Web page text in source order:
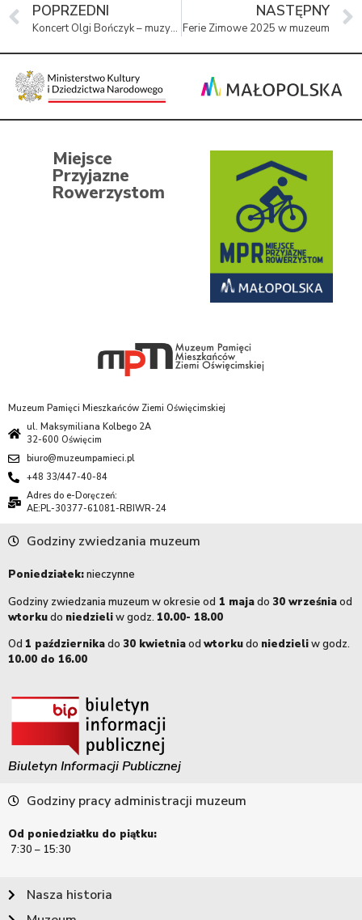
POPRZEDNI
Koncert Olgi Bończyk – muzyczne zwieńczenie roku w Muzeum Pamięci Mieszkańców Ziemi Oświęcimskiej
NASTĘPNY
Ferie Zimowe 2025 w muzeum
Miejsce
Przyjazne
Rowerzystom
Muzeum Pamięci Mieszkańców Ziemi Oświęcimskiej
ul. Maksymiliana Kolbego 2A
32-600 Oświęcim
biuro@muzeumpamieci.pl
+48 33/447-40-84
Adres do e-Doręczeń:
AE:PL-30377-61081-RBIWR-24
Godziny zwiedzania muzeum
Poniedziałek:nieczynne
Godziny zwiedzania muzeum w okresie od 1 majado 30 wrześniaod
wtorkudo niedzieliw godz. 10.00- 18.00
Od 1 październikado 30 kwietniaod wtorkudo niedzieliw godz.
10.00 do 16.00
Biuletyn Informacji Publicznej
Godziny pracy administracji muzeum
Od poniedziałku do piątku:
7:30 – 15:30
Nasza historia